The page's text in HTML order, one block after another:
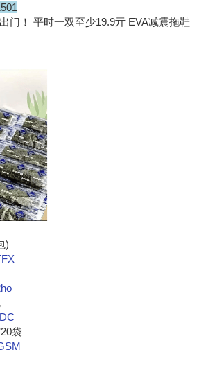
门！ 平时一双至少19.9亓 EVA减震拖鞋
)
袋